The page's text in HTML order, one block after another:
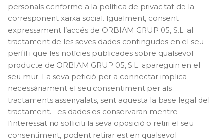
personals conforme a la política de privacitat de la
corresponent xarxa social. Igualment, consent
expressament l’accés de ORBIAM GRUP 05, S.L. al
tractament de les seves dades contingudes en el seu
perfil i que les notícies publicades sobre qualsevol
producte de ORBIAM GRUP 05, S.L. apareguin en el
seu mur. La seva petició per a connectar implica
necessàriament el seu consentiment per als
tractaments assenyalats, sent aquesta la base legal del
tractament. Les dades es conservaran mentre
l’interessat no sol·liciti la seva oposició o retiri el seu
consentiment, podent retirar est en qualsevol